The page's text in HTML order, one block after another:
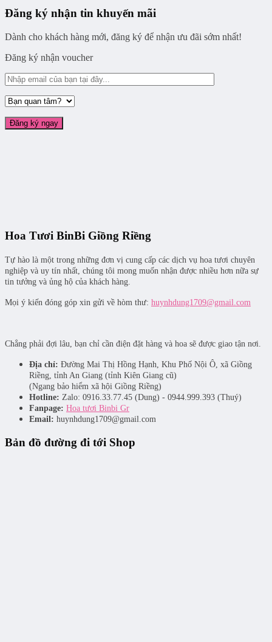
Đăng ký nhận tin khuyến mãi
Dành cho khách hàng mới, đăng ký để nhận ưu đãi sớm nhất!
Đăng ký nhận voucher
Hoa Tươi BinBi Giồng Riềng
Tự hào là một trong những đơn vị cung cấp các dịch vụ hoa tươi chuyên
nghiệp và uy tín nhất, chúng tôi mong muốn nhận được nhiều hơn nữa sự
tin tưởng và ủng hộ của khách hàng.
Mọi ý kiến đóng góp xin gửi về hòm thư: huynhdung1709@gmail.com
Chẳng phải đợi lâu, bạn chỉ cần điện đặt hàng và hoa sẽ được giao tận nơi.
Địa chỉ: Đường Mai Thị Hồng Hạnh, Khu Phố Nội Ô, xã Giồng
Riềng, tỉnh An Giang (tỉnh Kiên Giang cũ)
(Ngang bảo hiểm xã hội Giồng Riềng)
Hotline: Zalo: 0916.33.77.45 (Dung) - 0944.999.393 (Thuý)
Fanpage: Hoa tươi Binbi Gr
Email: huynhdung1709@gmail.com
Bản đồ đường đi tới Shop